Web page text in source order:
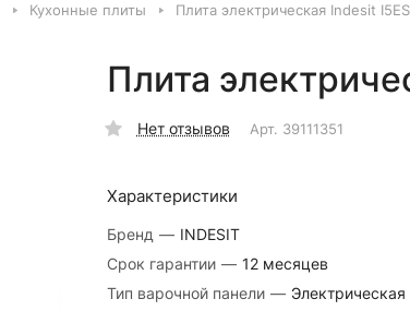
Кухонные плиты Плита электрическая Indesit
Плита
Нет отзывов Арт. 39111351
Характеристики
Бренд — INDESIT
Срок гарантии — 12 месяцев
Тип варочной панели — Электрическая